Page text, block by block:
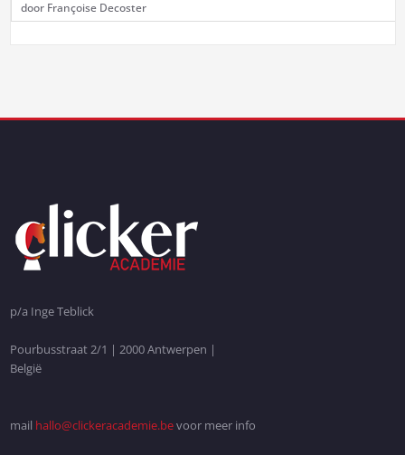
door Françoise Decoster
p/a Inge Teblick
Pourbusstraat 2/1 | 2000 Antwerpen |
België
mail hallo@clickeracademie.bevoor meer info